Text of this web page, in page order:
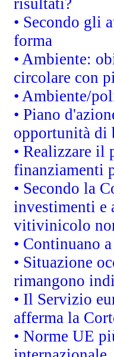
• Secondo gli
forma
• Ambiente:
circolare con
• Ambiente/
• Piano
opportunità di
• Realizzare
finanziamenti
• Secondo la
investimenti e
vitivinicolo
• Continuano
• Situazione
rimangono
• Il Servizio
afferma la
• Norme UE